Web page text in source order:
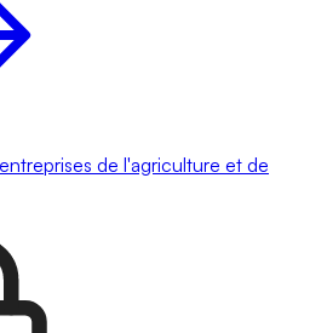
de l'agriculture et de